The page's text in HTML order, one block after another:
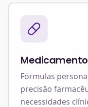
Fórmulas
precisão
necessidades